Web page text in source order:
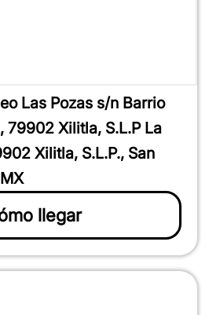
Las Pozas s/n Barrio
79902 Xilitla, S.L.P La
Xilitla, S.L.P., San
llegar